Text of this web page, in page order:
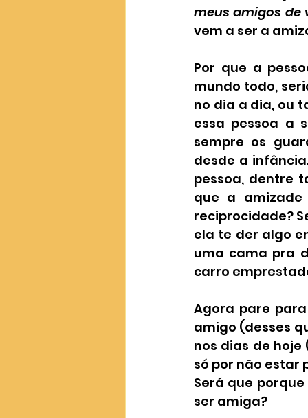
meus amigos de
vem a ser a
Por que a
mundo todo,
no dia a dia, ou
essa pessoa a
sempre os
desde a
pessoa, dentre
que a
reciprocidade?
ela te der algo
uma cama pra
carro
Agora pare
amigo (desses
nos dias de
só por não estar
Será que
ser amiga?